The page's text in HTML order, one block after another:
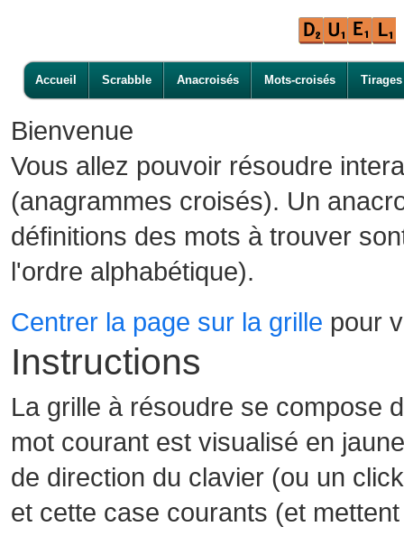
Accueil Scrabble Anacroisés Mots-croisés Tirages
Bienvenue
Vous allez pouvoir résoudre
(anagrammes croisés). Un
définitions des mots à trouver
l'ordre alphabétique).
Centrer la page sur la grille pour
Instructions
La grille à résoudre se compose
mot courant est visualisé en
de direction du clavier (ou un
et cette case courants (et